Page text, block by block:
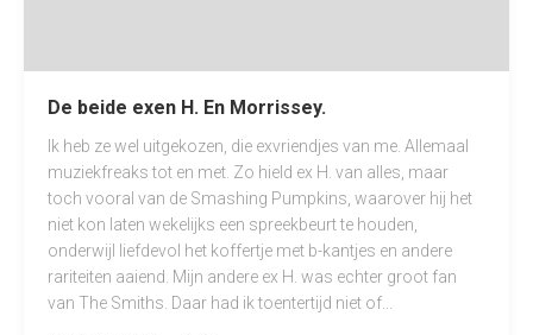
De beide exen H. En Morrissey.
Ik heb ze wel uitgekozen, die exvriendjes van me. Allemaal
muziekfreaks tot en met. Zo hield ex H. van alles, maar
toch vooral van de Smashing Pumpkins, waarover hij het
niet kon laten wekelijks een spreekbeurt te houden,
onderwijl liefdevol het koffertje met b-kantjes en andere
rariteiten aaiend. Mijn andere ex H. was echter groot fan
van The Smiths. Daar had ik toentertijd niet of...